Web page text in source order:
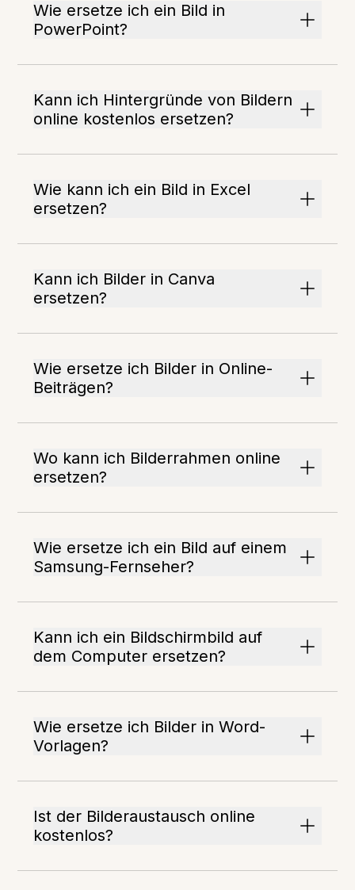
Wie ersetze ich ein Bild in
PowerPoint?
Kann ich Hintergründe von Bildern
online kostenlos ersetzen?
Wie kann ich ein Bild in Excel
ersetzen?
Kann ich Bilder in Canva
ersetzen?
Wie ersetze ich Bilder in Online-
Beiträgen?
Wo kann ich Bilderrahmen online
ersetzen?
Wie ersetze ich ein Bild auf einem
Samsung-Fernseher?
Kann ich ein Bildschirmbild auf
dem Computer ersetzen?
Wie ersetze ich Bilder in Word-
Vorlagen?
Ist der Bilderaustausch online
kostenlos?